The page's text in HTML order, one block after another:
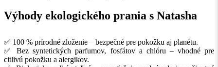
Výhody ekologického prania s Natasha
✅ 100 % prírodné zloženie – bezpečné pre pokožku aj planétu.
✅ Bez syntetických parfumov, fosfátov a chlóru – vhodné pre
citlivú pokožku a alergikov.